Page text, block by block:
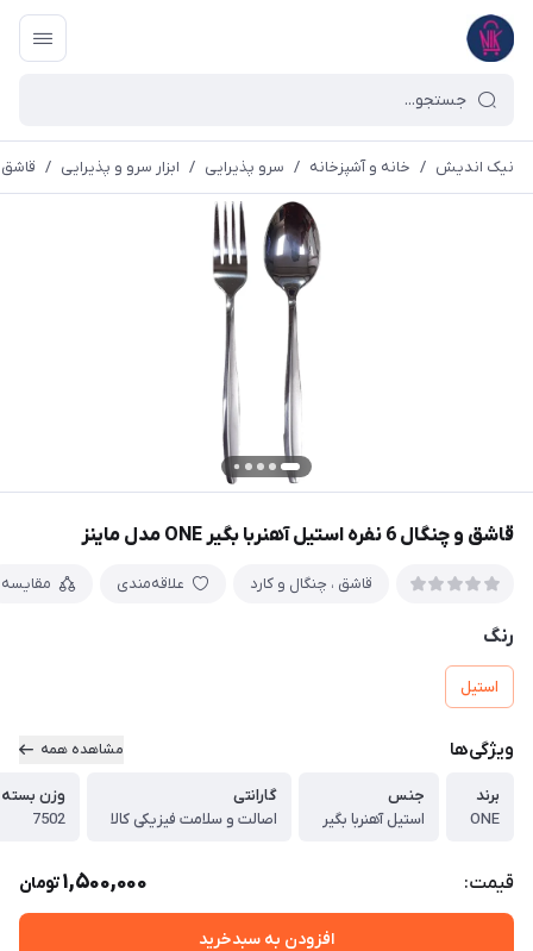
نیک اندیش / خانه و آشپزخانه / سرو پذیرایی / ابزار سرو و پذیرایی / قاشق
قاشق و چنگال 6 نفره استیل آهنربا بگیر ONE مدل ماینز
قاشق ، چنگال و کارد علاقه‌مندی مقایسه
رنگ
استیل
ویژگی‌ها مشاهده همه
برند
ONE
جنس
استیل آهنربا بگیر
گارانتی
اصالت و سلامت فیزیکی کالا
وزن
7502
قیمت: 1,500,000تومان
افزودن به سبدخرید